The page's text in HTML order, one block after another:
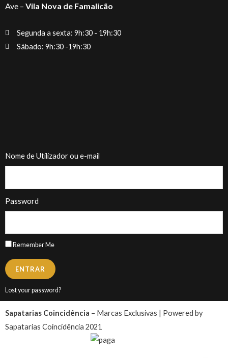
Ave – Vila Nova de Famalicão
Segunda a sexta: 9h:30 - 19h:30
Sábado: 9h:30 -19h:30
Nome de Utilizador ou e-mail
Password
Remember Me
ENTRAR
Lost your password?
Sapatarias Coincidência – Marcas Exclusivas | Powered by
Sapatarias Coincidência 2021